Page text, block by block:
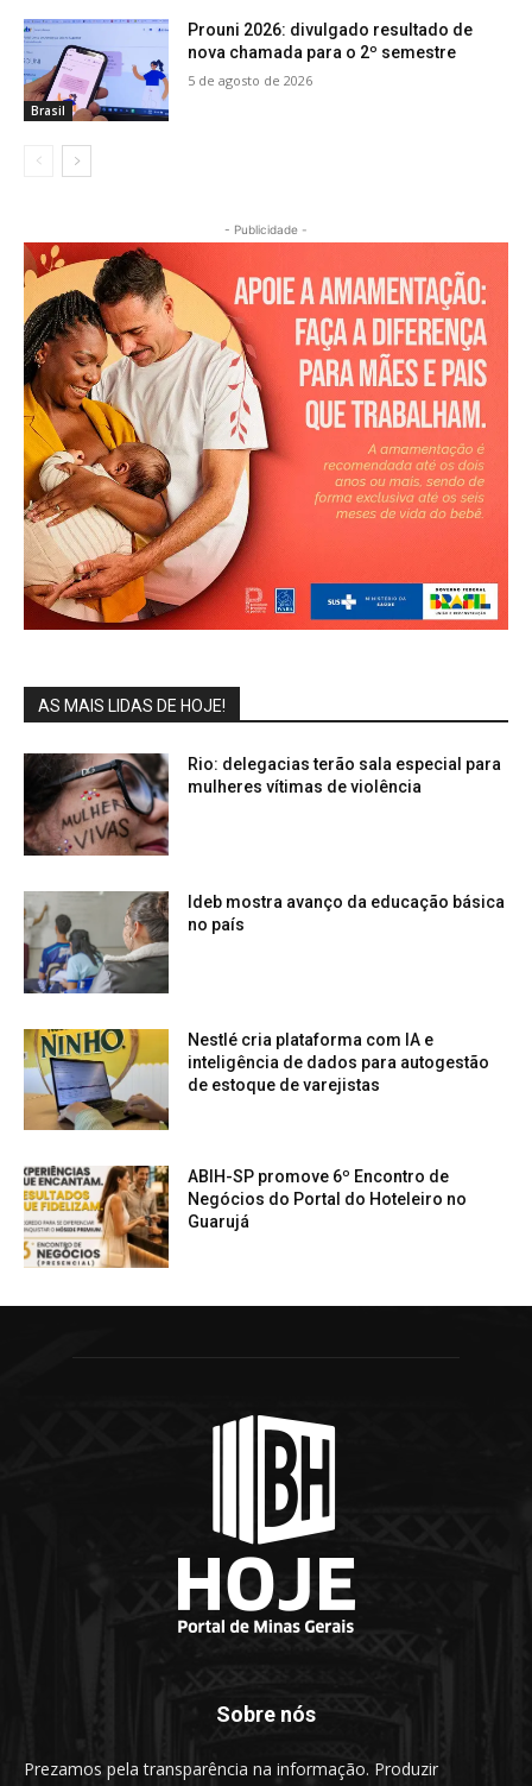
Brasil
Prouni 2026: divulgado resultado de
nova chamada para o 2º semestre
5 de agosto de 2026
- Publicidade -
AS MAIS LIDAS DE HOJE!
Rio: delegacias terão sala especial para
mulheres vítimas de violência
Ideb mostra avanço da educação básica
no país
Nestlé cria plataforma com IA e
inteligência de dados para autogestão
de estoque de varejistas
ABIH-SP promove 6º Encontro de
Negócios do Portal do Hoteleiro no
Guarujá
Sobre nós
Prezamos pela transparência na informação. Produzir